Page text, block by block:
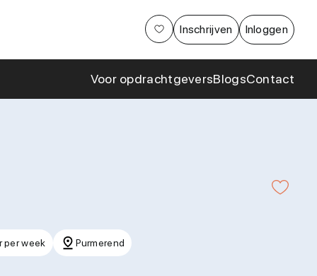
Inschrijven Inloggen
Voor opdrachtgevers
samenwerkingen
BlogsContact
per week Purmerend